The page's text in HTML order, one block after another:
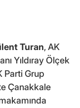
Turan, AK
Yıldıray Ölçek
Parti Grup
Çanakkale